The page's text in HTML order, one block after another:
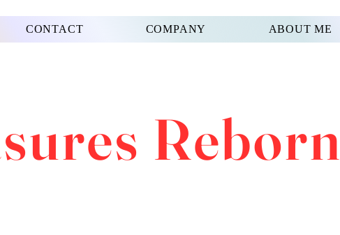
CONTACT COMPANY ABOUT ME
Reborn